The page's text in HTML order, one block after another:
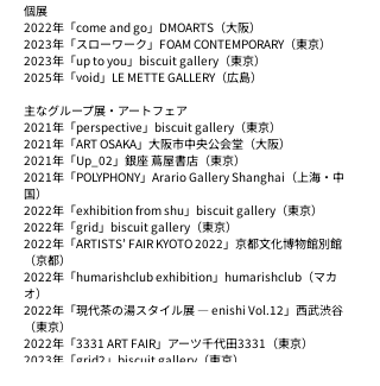
個展
2022年「come and go」DMOARTS（大阪）
2023年「スローワーク」FOAM CONTEMPORARY（東京）
2023年「up to you」biscuit gallery（東京）
2025年「void」LE METTE GALLERY（広島）
主なグループ展・アートフェア
2021年「perspective」biscuit gallery（東京）
2021年「ART OSAKA」大阪市中央公会堂（大阪）
2021年「Up_02」銀座 蔦屋書店（東京）
2021年「POLYPHONY」Arario Gallery Shanghai（上海・中
国）
2022年「exhibition from shu」biscuit gallery（東京）
2022年「grid」biscuit gallery（東京）
2022年「ARTISTS’ FAIR KYOTO 2022」京都文化博物館別館
（京都）
2022年「humarishclub exhibition」humarishclub（マカ
オ）
2022年「現代茶の湯スタイル展 ― enishi Vol.12」西武渋谷
（東京）
2022年「3331 ART FAIR」アーツ千代田3331（東京）
2023年「grid2」biscuit gallery（東京）